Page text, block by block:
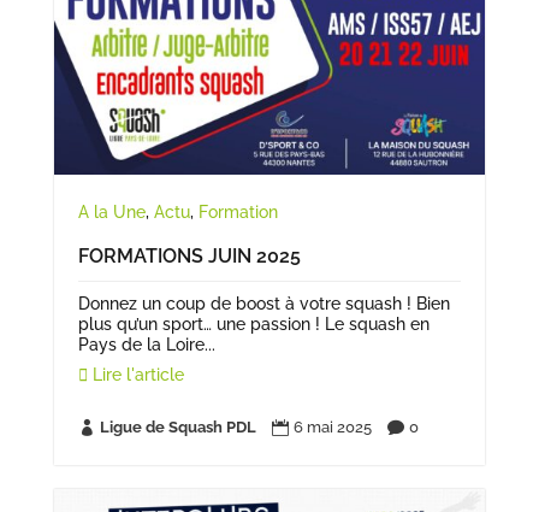
A la Une, Actu, Formation
FORMATIONS JUIN 2025
Donnez un coup de boost à votre squash ! Bien
plus qu’un sport… une passion ! Le squash en
Pays de la Loire...
Lire l'article
 Ligue de Squash PDL  6 mai 2025  0